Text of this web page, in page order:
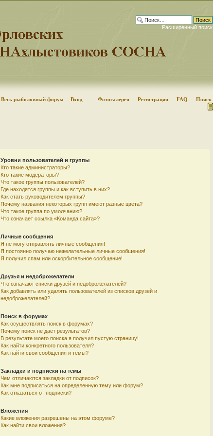
Расширенный поиск
Весь рыболовный форум Вход Фотогалерея Регистрация FAQ Поиск
Уровни пользователей и группы
Кто такие администраторы?
Кто такие модераторы?
Что такое группы пользователей?
Где находятся группы и как вступить в них?
Как стать руководителем группы?
Почему названия некоторых групп имеют разные цвета?
Что такое группа по умолчанию?
Что означает ссылка «Команда сайта»?
Личные сообщения
Я не могу отправлять личные сообщения!
Я постоянно получаю нежелательные личные сообщения!
Я получил спам или оскорбительное сообщение!
Друзья и недоброжелатели
Что означают списки друзей и недоброжелателей?
Как добавлять или удалять пользователей из списков друзей и
недоброжелателей?
Поиск в форумах
Как осуществлять поиск в форумах?
Почему поиск не дает результатов?
В результате моего поиска я получил пустую страницу!
Как найти конкретного пользователя?
Как найти свои сообщения и темы?
Закладки и подписки на темы
Чем отличаются закладки от подписок?
Как мне подписаться на определенную тему или форум?
Как отказаться от подписки?
Вложения
Какие вложения разрешены на этом форуме?
Как найти свои вложения?